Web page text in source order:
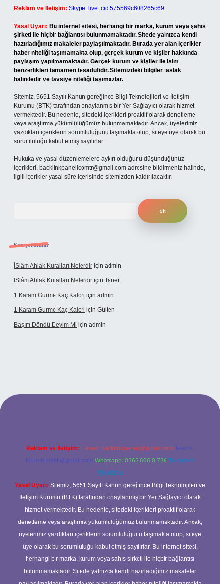
Reklam ve İletişim: Skype: live:.cid.575569c608265c69
Yasal Uyarı: Bu internet sitesi, herhangi bir marka, kurum veya şahıs
şirketi ile hiçbir bağlantısı bulunmamaktadır. Sitede yalnızca kendi
hazırladığımız makaleler paylaşılmaktadır. Burada yer alan içerikler
haber niteliği taşımamakta olup, gerçek kurum ve kişiler hakkında
paylaşım yapılmamaktadır. Gerçek kurum ve kişiler ile isim
benzerlikleri tamamen tesadüfidir. Sitemizdeki bilgiler taslak
halindedir ve tavsiye niteliği taşımazlar.
Sitemiz, 5651 Sayılı Kanun gereğince Bilgi Teknolojileri ve İletişim
Kurumu (BTK) tarafından onaylanmış bir Yer Sağlayıcı olarak hizmet
vermektedir. Bu nedenle, sitedeki içerikleri proaktif olarak denetleme
veya araştırma yükümlülüğümüz bulunmamaktadır. Ancak, üyelerimiz
yazdıkları içeriklerin sorumluluğunu taşımakta olup, siteye üye olarak bu
sorumluluğu kabul etmiş sayılırlar.
Hukuka ve yasal düzenlemelere aykırı olduğunu düşündüğünüz
içerikleri, backlinkpanelicomtr@gmail.com adresine bildirmeniz halinde,
ilgili içerikler yasal süre içerisinde sitemizden kaldırılacaktır.
Son yorumlar
İSlâm Ahlak Kuralları Nelerdir için admin
İSlâm Ahlak Kuralları Nelerdir için Taner
1 Karam Gurme Kaç Kalori için admin
1 Karam Gurme Kaç Kalori için Gülten
Başım Döndü Deyim Mi için admin
Reklam ve İletişim: E-mail: backlinkpaneli@gmail.com Teams:
forumhizmeti@gmail.com Whatsapp: 0262 606 0 726 Telegram:
@karabul
Yasal Uyarı: Sitemiz, 5651 Sayılı Kanun gereğince Bilgi Teknolojileri ve
İletişim Kurumu (BTK) tarafından onaylanmış bir Yer Sağlayıcı olarak
hizmet vermektedir. Bu nedenle, sitedeki içerikleri proaktif olarak
denetleme veya araştırma yükümlülüğümüz bulunmamaktadır. Ancak,
üyelerimiz yazdıkları içeriklerin sorumluluğunu taşımakta olup, siteye
üye olarak bu sorumluluğu kabul etmiş sayılırlar. Bu internet sitesi,
herhangi bir marka, kurum veya şahıs şirketi ile hiçbir bağlantısı
bulunmamaktadır. Sitede yalnızca kendi hazırladığımız makaleler